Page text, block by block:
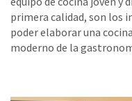
primera calidad, son los
poder elaborar una
moderno de la